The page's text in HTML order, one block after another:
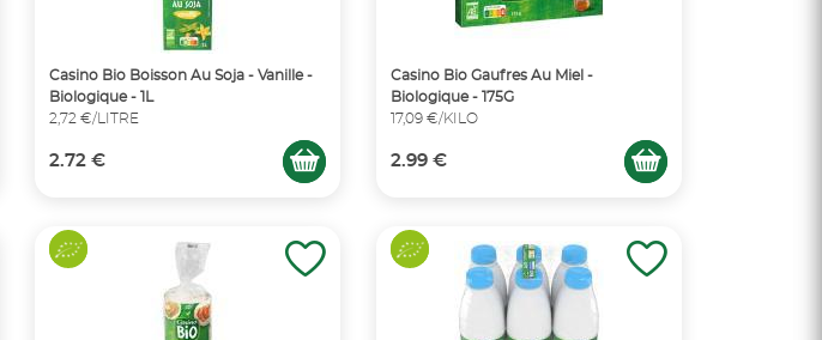
Casino Bio Boisson Au Soja - Vanille -
Biologique - 1L
2,72 €/LITRE
2.72 €
Casino Bio Gaufres Au Miel -
Biologique - 175G
17,09 €/KILO
2.99 €